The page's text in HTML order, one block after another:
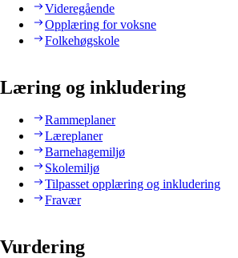
Videregående
Opplæring for voksne
Folkehøgskole
Læring og inkludering
Rammeplaner
Læreplaner
Barnehagemiljø
Skolemiljø
Tilpasset opplæring og inkludering
Fravær
Vurdering